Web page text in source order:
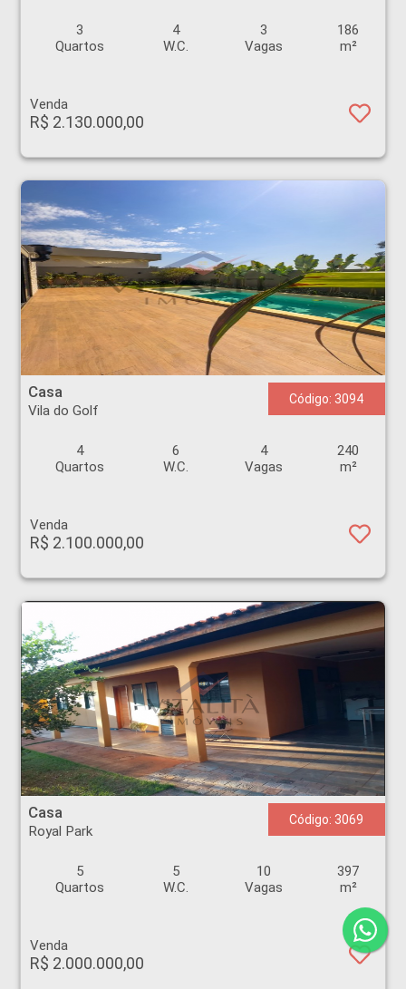
3
Quartos
4
W.C.
3
Vagas
186
m²
Venda
R$ 2.130.000,00
Casa
Vila do Golf
Código: 3094
4
Quartos
6
W.C.
4
Vagas
240
m²
Venda
R$ 2.100.000,00
Casa - Royal Park - Ribeirão Preto
Casa
Royal Park
Código: 3069
5
Quartos
5
W.C.
10
Vagas
397
m²
Venda
R$ 2.000.000,00